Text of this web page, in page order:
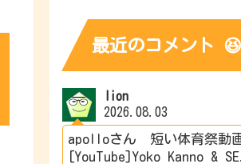
最近のコメント 😆
lion
2026.08.03
apolloさん 短い体育祭動
[YouTube]Yoko Kanno &